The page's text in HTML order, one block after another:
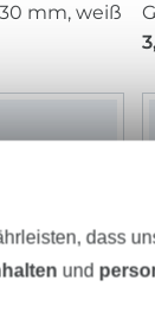
mm, weiß
dass
und